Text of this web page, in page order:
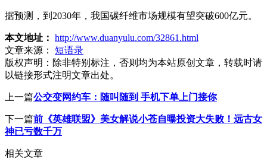
据预测，到2030年，我国碳纤维市场规模有望突破600亿元。
本文地址： http://www.duanyulu.com/32861.html
文章来源：
短语录
版权声明： 除非特别标注，否则均为本站原创文章，转载时请
以链接形式注明文章出处。
上一篇公交变网约车：随叫随到 手机下单上门接你
下一篇前《英雄联盟》美女解说小苍自曝投资大失败！远古女
神已亏数千万
相关文章